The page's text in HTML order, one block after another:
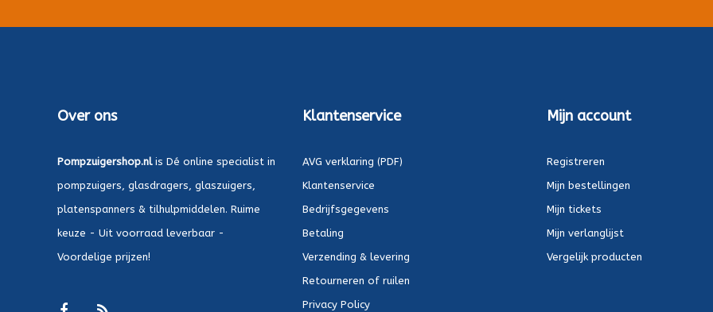
Over ons
Pompzuigershop.nlis Dé online specialist in
pompzuigers, glasdragers, glaszuigers,
platenspanners & tilhulpmiddelen. Ruime
keuze - Uit voorraad leverbaar -
Voordelige prijzen!
Klantenservice
AVG verklaring (PDF)
Klantenservice
Bedrijfsgegevens
Betaling
Verzending & levering
Retourneren of ruilen
Privacy Policy
Mijn account
Registreren
Mijn bestellingen
Mijn tickets
Mijn verlanglijst
Vergelijk producten